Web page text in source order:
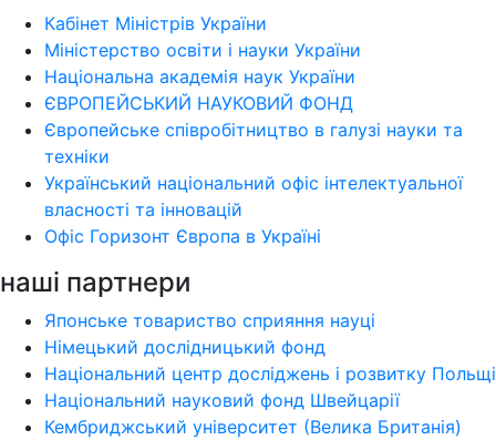
Кабінет Міністрів України
Міністерство освіти і науки України
Національна академія наук України
ЄВРОПЕЙСЬКИЙ НАУКОВИЙ ФОНД
Європейське співробітництво в галузі науки та
техніки
Український національний офіс інтелектуальної
власності та інновацій
Офіс Горизонт Європа в Україні
наші партнери
Японське товариство сприяння науці
Німецький дослідницький фонд
Національний центр досліджень і розвитку Польщі
Національний науковий фонд Швейцарії
Кембриджський університет (Велика Британія)